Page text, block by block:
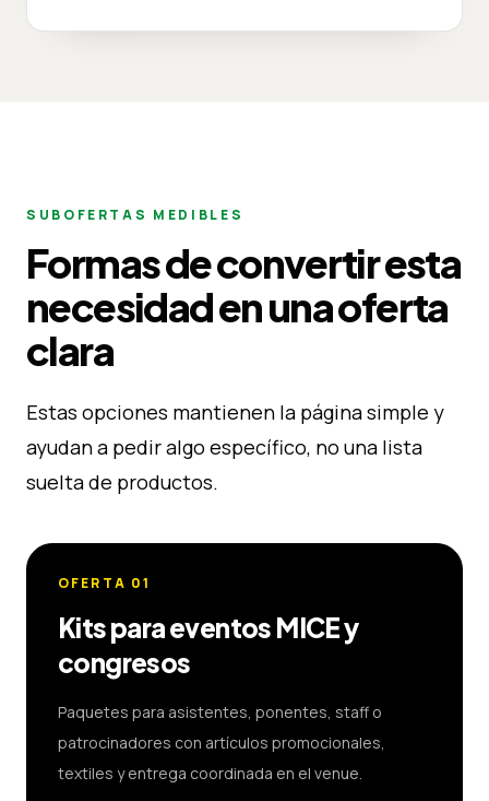
SUBOFERTAS MEDIBLES
Formas de convertir esta
necesidad en una oferta
clara
Estas opciones mantienen la página simple y
ayudan a pedir algo específico, no una lista
suelta de productos.
OFERTA 01
Kits para eventos MICE y
congresos
Paquetes para asistentes, ponentes, staff o
patrocinadores con artículos promocionales,
textiles y entrega coordinada en el venue.